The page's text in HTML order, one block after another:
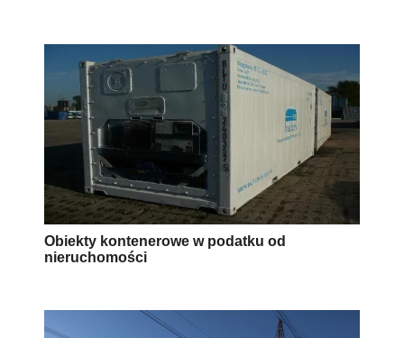
Obiekty kontenerowe w podatku od
nieruchomości